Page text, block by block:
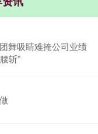
舞吸睛难掩公司业绩
斩”